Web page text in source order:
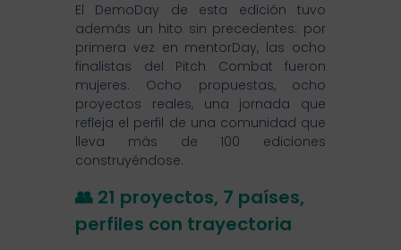
El DemoDay de esta edición tuvo
además un hito sin precedentes: por
primera vez en mentorDay, las ocho
finalistas del Pitch Combat fueron
mujeres. Ocho propuestas, ocho
proyectos reales, una jornada que
refleja el perfil de una comunidad que
lleva más de 100 ediciones
construyéndose.
👥 21 proyectos, 7 países,
perfiles con trayectoria